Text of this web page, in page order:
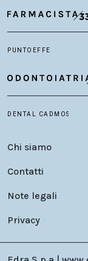
Chi siamo
Contatti
Note legali
Privacy